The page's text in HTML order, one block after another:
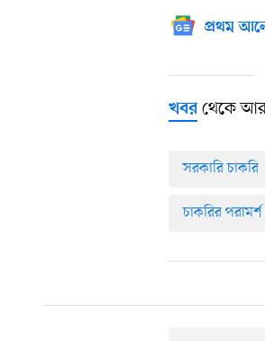
প্রথম
খবরথেকে
সরকারি চাকরি
চাকরির পরামর্শ